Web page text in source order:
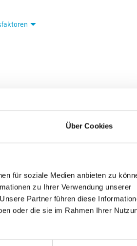
Über Cookies
für soziale Medien anbieten zu
zu Ihrer Verwendung unserer
Partner führen diese
oder die sie im Rahmen Ihrer